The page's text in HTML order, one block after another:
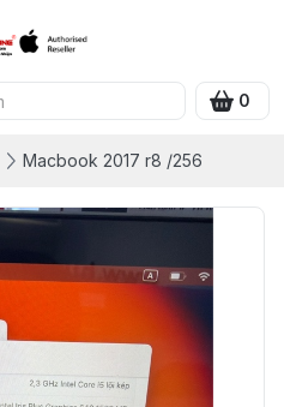
0
Macbook 2017 r8 /256